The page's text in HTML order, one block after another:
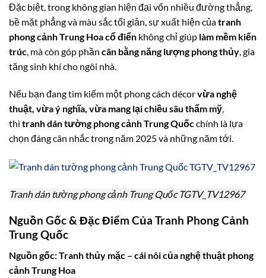
Đặc biệt, trong không gian hiện đại vốn nhiều đường thẳng,
bề mặt phẳng và màu sắc tối giản, sự xuất hiện củatranh
phong cảnh Trung Hoa cổ điển không chỉ giúp làm mềm kiến
trúc , mà còn góp phần cân bằng năng lượng phong thủy , gia
tăng sinh khí cho ngôi nhà.
Nếu bạn đang tìm kiếm một phong cách décorvừa nghệ
thuật, vừa ý nghĩa, vừa mang lại chiều sâu thẩm mỹ
thì tranh dán tường phong cảnh Trung Quốcchính là lựa
chọn đáng cân nhắc trong năm 2025 và những năm tới.
Tranh dán tường phong cảnh Trung Quốc TGTV_TV12967
Nguồn Gốc & Đặc Điểm Của Tranh Phong Cảnh
Trung Quốc
Nguồn gốc: Tranh thủy mặc – cái nôi của nghệ thuật phong
cảnh Trung Hoa